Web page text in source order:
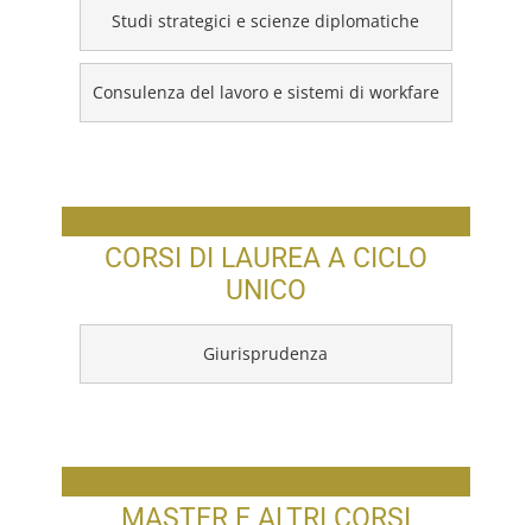
Studi strategici e scienze diplomatiche
Consulenza del lavoro e sistemi di workfare
CORSI DI LAUREA A CICLO
UNICO
Giurisprudenza
MASTER E ALTRI CORSI